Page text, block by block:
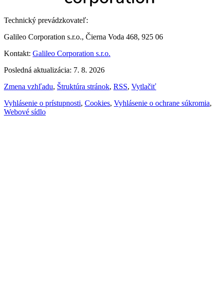
Technický prevádzkovateľ:
Galileo Corporation s.r.o., Čierna Voda 468, 925 06
Kontakt: Galileo Corporation s.r.o.
Posledná aktualizácia: 7. 8. 2026
Zmena vzhľadu, Štruktúra stránok, RSS, Vytlačiť
Vyhlásenie o prístupnosti, Cookies, Vyhlásenie o ochrane súkromia,
Webové sídlo